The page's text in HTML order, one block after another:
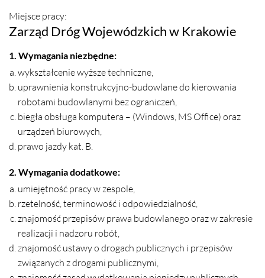
Miejsce pracy:
Zarząd Dróg Wojewódzkich w Krakowie
1. Wymagania niezbędne:
wykształcenie wyższe techniczne,
uprawnienia konstrukcyjno-budowlane do kierowania
robotami budowlanymi bez ograniczeń,
biegła obsługa komputera – (Windows, MS Office) oraz
urządzeń biurowych,
prawo jazdy kat. B.
2. Wymagania dodatkowe:
umiejętność pracy w zespole,
rzetelność, terminowość i odpowiedzialność,
znajomość przepisów prawa budowlanego oraz w zakresie
realizacji i nadzoru robót,
znajomość ustawy o drogach publicznych i przepisów
związanych z drogami publicznymi,